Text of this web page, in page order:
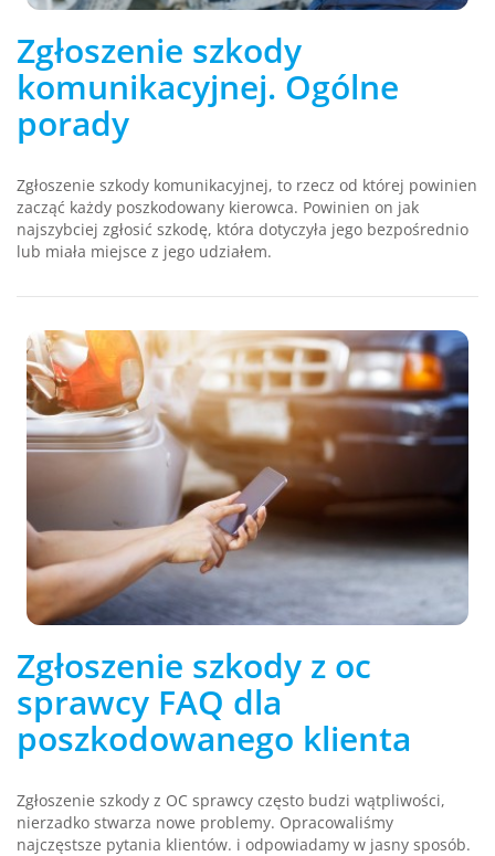
Zgłoszenie szkody
komunikacyjnej. Ogólne
porady
Zgłoszenie szkody komunikacyjnej, to rzecz od której powinien
zacząć każdy poszkodowany kierowca. Powinien on jak
najszybciej zgłosić szkodę, która dotyczyła jego bezpośrednio
lub miała miejsce z jego udziałem.
Zgłoszenie szkody z oc
sprawcy FAQ dla
poszkodowanego klienta
Zgłoszenie szkody z OC sprawcy często budzi wątpliwości,
nierzadko stwarza nowe problemy. Opracowaliśmy
najczęstsze pytania klientów. i odpowiadamy w jasny sposób.